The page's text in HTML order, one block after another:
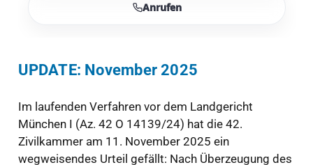
Anrufen
UPDATE: November 2025
Im laufenden Verfahren vor dem Landgericht
München I (Az. 42 O 14139/24) hat die 42.
Zivilkammer am 11. November 2025 ein
wegweisendes Urteil gefällt: Nach Überzeugung des